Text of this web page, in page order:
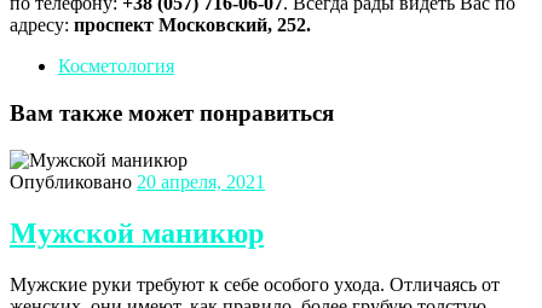
адресу: проспект Московский, 252.
Косметология
Вам также может понравиться
Опубликовано 20 апреля, 2021
Мужской маникюр
Мужские руки требуют к себе особого ухода. Отличаясь от